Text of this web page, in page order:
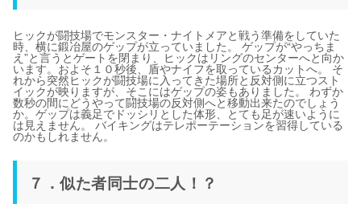
ヒックが闘技場でモンスター・ナイトメアと戦う準備をしていた
時、横に鍛冶屋のゲップが立っていました。 ゲップが“やっちま
え”と言うとゲートを閉まり、ヒックはリングのセンターへと向か
います。およそ１０秒後、盾やナイフを取っているカットへ。 そ
れから突然ヒックが闘技場に入ってきた場所と反対側に立つスト
イックが映りますが、そこにはゲップの姿もありました。 わずか
数秒の間にどうやって闘技場の反対側へと移動出来たのでしょう
か。ゲップは義足でドッシリとした体形、とても足が速いように
は見えません。 バイキングはテレポーテーションを習得している
のかもしれません。
７．似た者同士の二人！？